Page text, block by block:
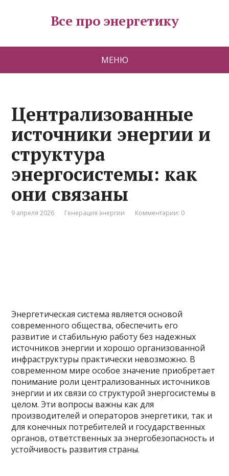
Все про энергетику
МЕНЮ
Централизованные
источники энергии и
структура
энергосистемы: как
они связаны
9 апреля 2026 Генерация энергии Комментарии: 0
Энергетическая система является основой
современного общества, обеспечить его
развитие и стабильную работу без надежных
источников энергии и хорошо организованной
инфраструктуры практически невозможно. В
современном мире особое значение приобретает
понимание роли централизованных источников
энергии и их связи со структурой энергосистемы в
целом. Эти вопросы важны как для
производителей и операторов энергетики, так и
для конечных потребителей и государственных
органов, ответственных за энергобезопасность и
устойчивость развития страны.